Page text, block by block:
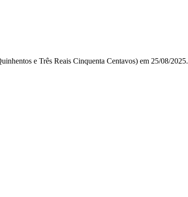
e Três Reais Cinquenta Centavos) em 25/08/2025.